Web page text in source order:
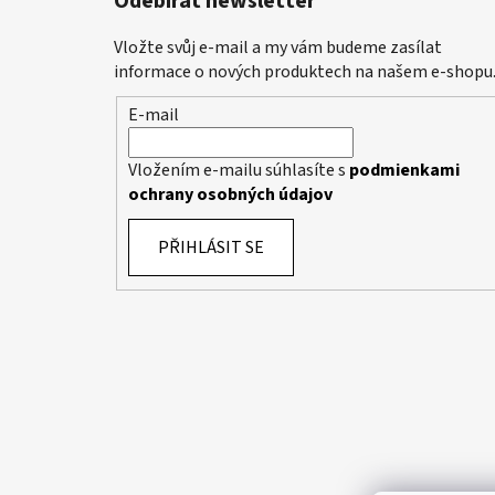
Vložte svůj e-mail a my vám budeme zasílat
informace o nových produktech na našem e-shopu.
E-mail
Vložením e-mailu súhlasíte s podmienkami
ochrany osobných údajov
PŘIHLÁSIT SE